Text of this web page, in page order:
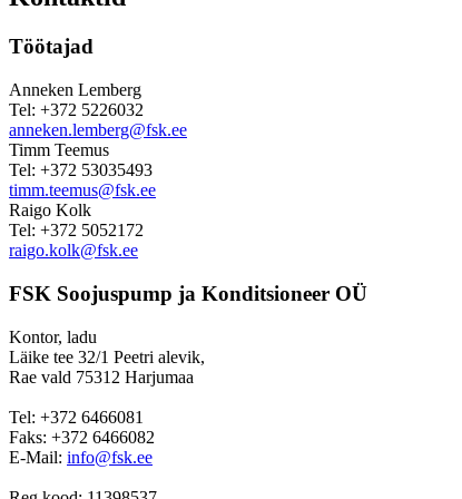
Töötajad
Anneken Lemberg
Tel: +372 5226032
anneken.lemberg@fsk.ee
Timm Teemus
Tel: +372 53035493
timm.teemus@fsk.ee
Raigo Kolk
Tel: +372 5052172
raigo.kolk@fsk.ee
FSK Soojuspump ja Konditsioneer OÜ
Kontor, ladu
Läike tee 32/1 Peetri alevik,
Rae vald 75312 Harjumaa
Tel: +372 6466081
Faks: +372 6466082
E-Mail: info@fsk.ee